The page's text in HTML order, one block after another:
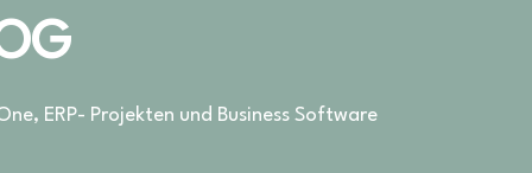
ERP- Projekten und Business Software